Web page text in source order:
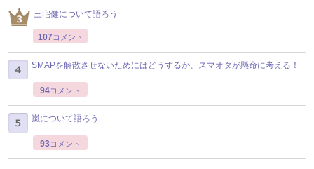
三宅健について語ろう
107 コメント
SMAPを解散させないためにはどうするか、スマオタが懸命に考える！
94コメント
嵐について語ろう
93コメント